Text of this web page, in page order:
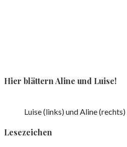
Hier blättern Aline und Luise!
Luise (links) und Aline (rechts)
Lesezeichen